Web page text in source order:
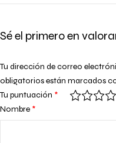
Sé el primero en
Tu dirección de correo
obligatorios están marcados
Tu puntuación *
Nombre *